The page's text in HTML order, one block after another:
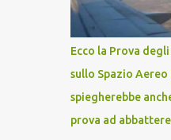
del Capo, era
andava bene
Ambiente"!
Ecco la Prova
sullo Spazio Aereo
spiegherebbe
prova ad